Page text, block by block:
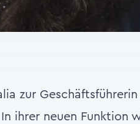
zur Geschäftsführerin
ihrer neuen Funktion